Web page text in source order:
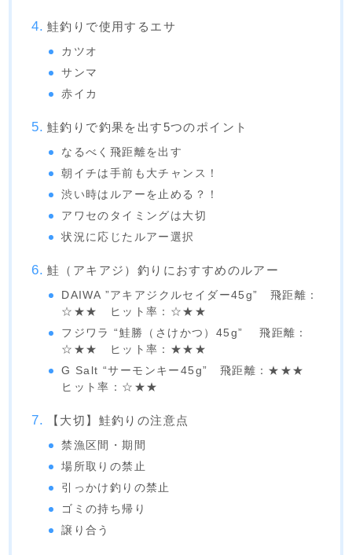
鮭釣りで使用するエサ
カツオ
サンマ
赤イカ
鮭釣りで釣果を出す5つのポイント
なるべく飛距離を出す
朝イチは手前も大チャンス！
渋い時はルアーを止める？！
アワセのタイミングは大切
状況に応じたルアー選択
鮭（アキアジ）釣りにおすすめのルアー
DAIWA ”アキアジクルセイダー45g” 飛距離：
☆★★ ヒット率：☆★★
フジワラ “鮭勝（さけかつ）45g” 飛距離：
☆★★ ヒット率：★★★
G Salt “サーモンキー45g” 飛距離：★★★
ヒット率：☆★★
【大切】鮭釣りの注意点
禁漁区間・期間
場所取りの禁止
引っかけ釣りの禁止
ゴミの持ち帰り
譲り合う